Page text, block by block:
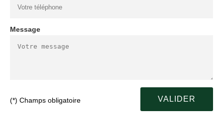
Message
(*) Champs obligatoire